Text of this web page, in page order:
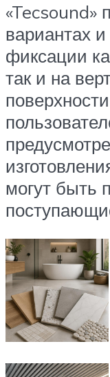
«Tecsound»
вариантах
фиксации
так и на
могут быть